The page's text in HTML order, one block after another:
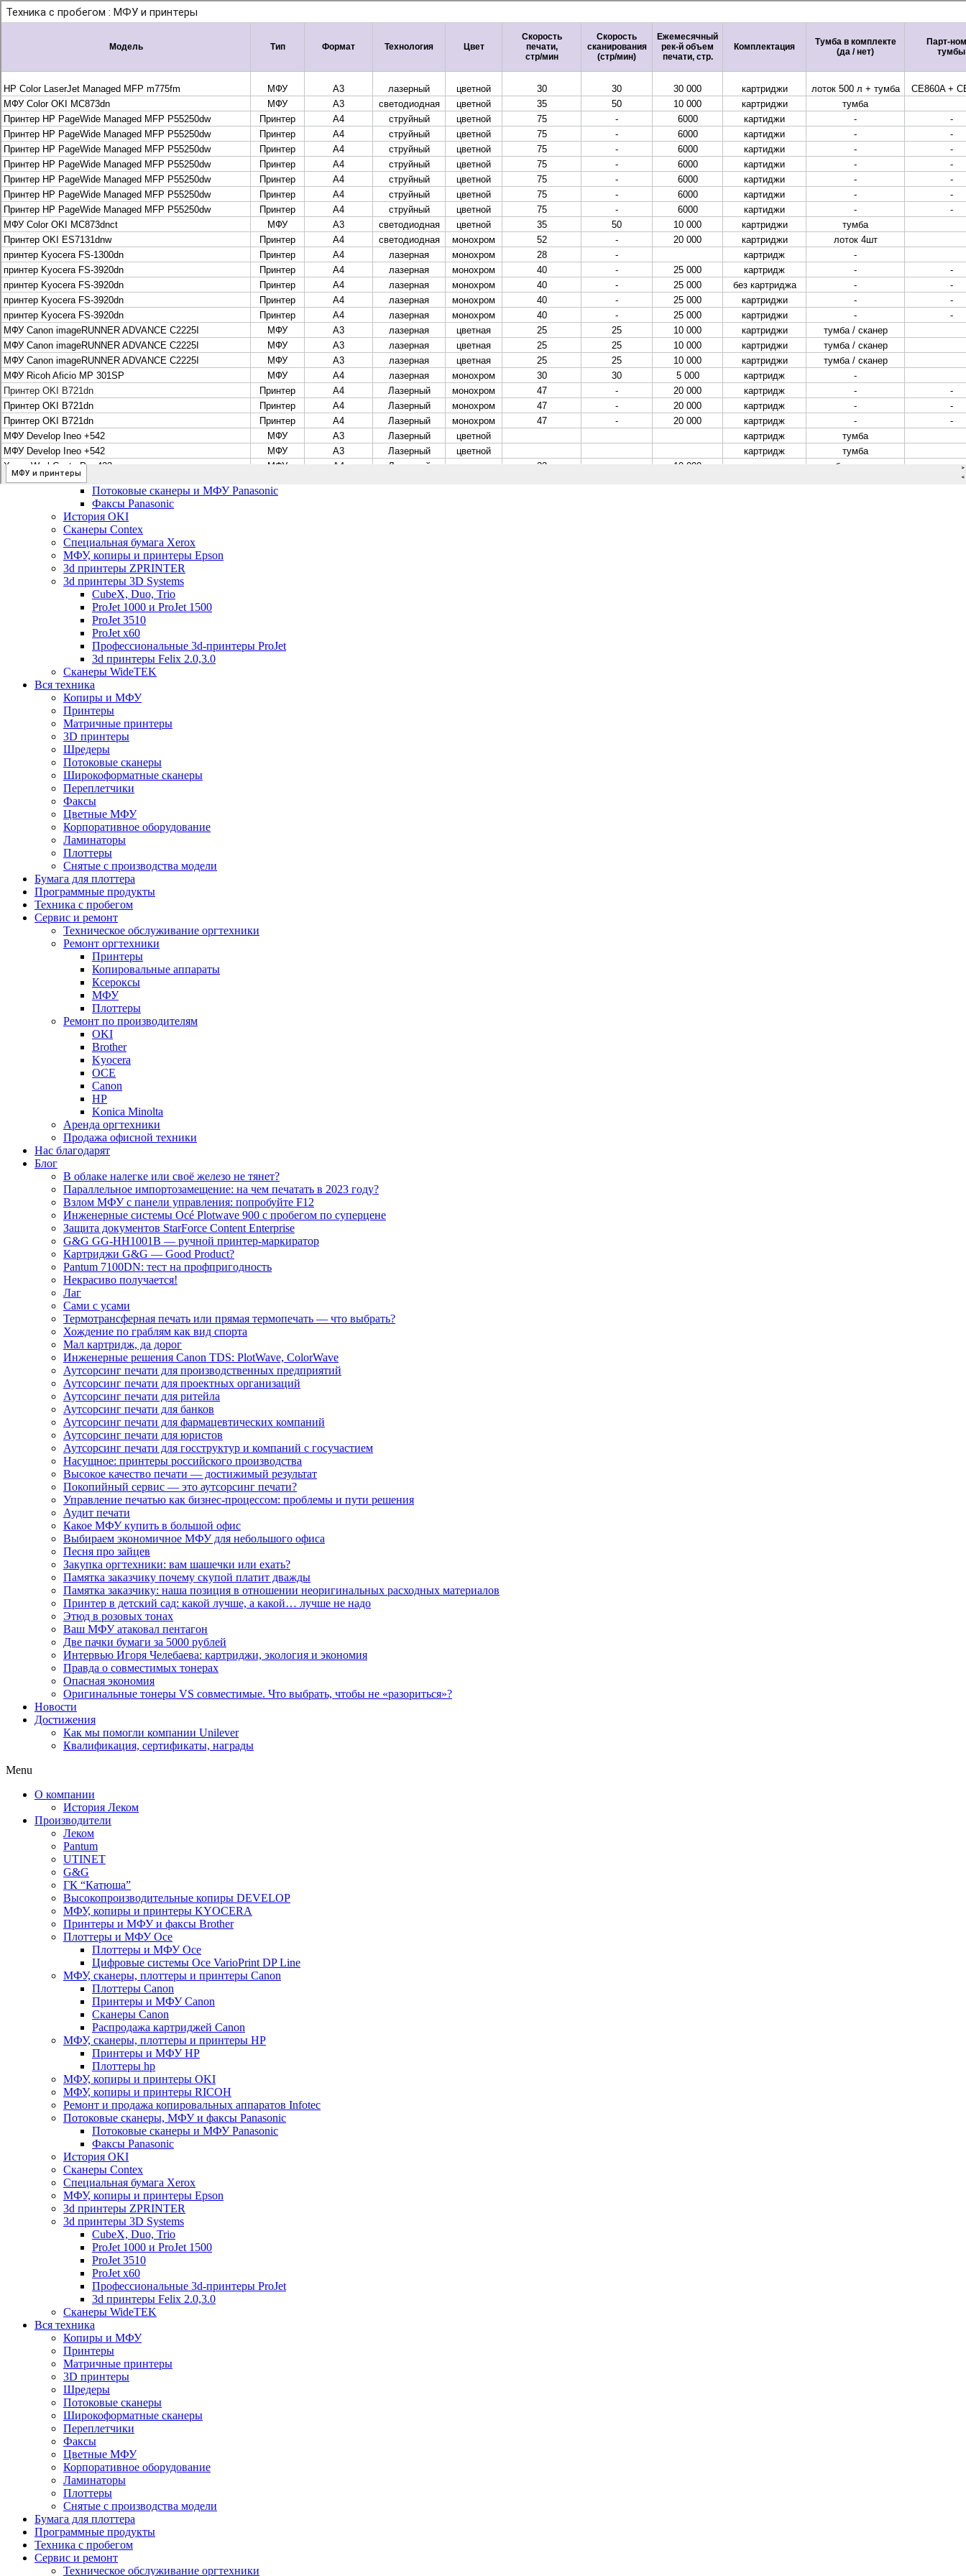
Рассчитать и заказать
Рассчитать и заказать
О компании
История Леком
Производители
Леком
Pantum
UTINET
G&G
ГК “Катюша”
Высокопроизводительные копиры DEVELOP
МФУ, копиры и принтеры KYOCERA
Принтеры и МФУ и факсы Brother
Плоттеры и МФУ Oce
Плоттеры и МФУ Oce
Цифровые системы Oce VarioPrint DP Line
МФУ, сканеры, плоттеры и принтеры Canon
Плоттеры Canon
Принтеры и МФУ Canon
Сканеры Canon
Распродажа картриджей Canon
МФУ, сканеры, плоттеры и принтеры HP
Принтеры и МФУ HP
Плоттеры hp
МФУ, копиры и принтеры OKI
МФУ, копиры и принтеры RICOH
Ремонт и продажа копировальных аппаратов Infotec
Потоковые сканеры, МФУ и факсы Panasonic
Потоковые сканеры и МФУ Panasonic
Факсы Panasonic
История OKI
Сканеры Contex
Специальная бумага Xerox
МФУ, копиры и принтеры Epson
3d принтеры ZPRINTER
3d принтеры 3D Systems
CubeX, Duo, Trio
ProJet 1000 и ProJet 1500
ProJet 3510
ProJet x60
Профессиональные 3d-принтеры ProJet
3d принтеры Felix 2.0,3.0
Сканеры WideTEK
Вся техника
Копиры и МФУ
Принтеры
Матричные принтеры
3D принтеры
Шредеры
Потоковые сканеры
Широкоформатные сканеры
Переплетчики
Факсы
Цветные МФУ
Корпоративное оборудование
Ламинаторы
Плоттеры
Снятые с производства модели
Бумага для плоттера
Программные продукты
Техника с пробегом
Сервис и ремонт
Техническое обслуживание оргтехники
Ремонт оргтехники
Принтеры
Копировальные аппараты
Ксероксы
МФУ
Плоттеры
Ремонт по производителям
OKI
Brother
Kyocera
OCE
Canon
HP
Konica Minolta
Аренда оргтехники
Продажа офисной техники
Нас благодарят
Блог
В облаке налегке или своё железо не тянет?
Параллельное импортозамещение: на чем печатать в 2023 году?
Взлом МФУ с панели управления: попробуйте F12
Инженерные системы Océ Plotwave 900 с пробегом по суперцене
Защита документов StarForce Content Enterprise
G&G GG-HH1001B — ручной принтер-маркиратор
Картриджи G&G — Good Product?
Pantum 7100DN: тест на профпригодность
Некрасиво получается!
Лаг
Сами с усами
Термотрансферная печать или прямая термопечать — что выбрать?
Хождение по граблям как вид спорта
Мал картридж, да дорог
Инженерные решения Canon TDS: PlotWave, ColorWave
Аутсорсинг печати для производственных предприятий
Аутсорсинг печати для проектных организаций
Аутсорсинг печати для ритейла
Аутсорсинг печати для банков
Аутсорсинг печати для фармацевтических компаний
Аутсорсинг печати для юристов
Аутсорсинг печати для госструктур и компаний с госучастием
Насущное: принтеры российского производства
Высокое качество печати — достижимый результат
Покопийный сервис — это аутсорсинг печати?
Управление печатью как бизнес-процессом: проблемы и пути решения
Аудит печати
Какое МФУ купить в большой офис
Выбираем экономичное МФУ для небольшого офиса
Песня про зайцев
Закупка оргтехники: вам шашечки или ехать?
Памятка заказчику почему скупой платит дважды
Памятка заказчику: наша позиция в отношении неоригинальных расходных материалов
Принтер в детский сад: какой лучше, а какой… лучше не надо
Этюд в розовых тонах
Ваш МФУ атаковал пентагон
Две пачки бумаги за 5000 рублей
Интервью Игоря Челебаева: картриджи, экология и экономия
Правда о совместимых тонерах
Опасная экономия
Оригинальные тонеры VS совместимые. Что выбрать, чтобы не «разориться»?
Новости
Достижения
Как мы помогли компании Unilever
Квалификация, сертификаты, награды
Menu
О компании
История Леком
Производители
Леком
Pantum
UTINET
G&G
ГК “Катюша”
Высокопроизводительные копиры DEVELOP
МФУ, копиры и принтеры KYOCERA
Принтеры и МФУ и факсы Brother
Плоттеры и МФУ Oce
Плоттеры и МФУ Oce
Цифровые системы Oce VarioPrint DP Line
МФУ, сканеры, плоттеры и принтеры Canon
Плоттеры Canon
Принтеры и МФУ Canon
Сканеры Canon
Распродажа картриджей Canon
МФУ, сканеры, плоттеры и принтеры HP
Принтеры и МФУ HP
Плоттеры hp
МФУ, копиры и принтеры OKI
МФУ, копиры и принтеры RICOH
Ремонт и продажа копировальных аппаратов Infotec
Потоковые сканеры, МФУ и факсы Panasonic
Потоковые сканеры и МФУ Panasonic
Факсы Panasonic
История OKI
Сканеры Contex
Специальная бумага Xerox
МФУ, копиры и принтеры Epson
3d принтеры ZPRINTER
3d принтеры 3D Systems
CubeX, Duo, Trio
ProJet 1000 и ProJet 1500
ProJet 3510
ProJet x60
Профессиональные 3d-принтеры ProJet
3d принтеры Felix 2.0,3.0
Сканеры WideTEK
Вся техника
Копиры и МФУ
Принтеры
Матричные принтеры
3D принтеры
Шредеры
Потоковые сканеры
Широкоформатные сканеры
Переплетчики
Факсы
Цветные МФУ
Корпоративное оборудование
Ламинаторы
Плоттеры
Снятые с производства модели
Бумага для плоттера
Программные продукты
Техника с пробегом
Сервис и ремонт
Техническое обслуживание оргтехники